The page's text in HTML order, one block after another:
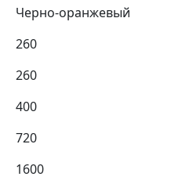
Черно-оранжевый
260
260
400
720
1600